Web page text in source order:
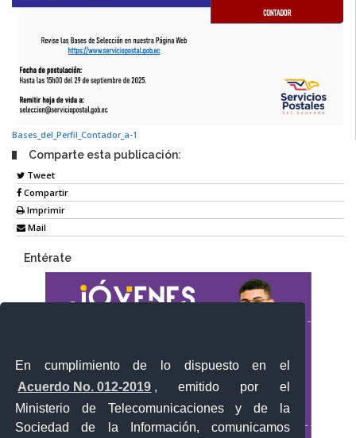
En cumplimiento de lo dispuesto en el
Acuerdo No. 012-2019 , emitido por el
Ministerio de Telecomunicaciones y de la
Sociedad de la Información, comunicamos
Bases_del_Perfil_Contador_a-1
Comparte esta publicación:
Tweet
Compartir
Imprimir
Mail
Entérate